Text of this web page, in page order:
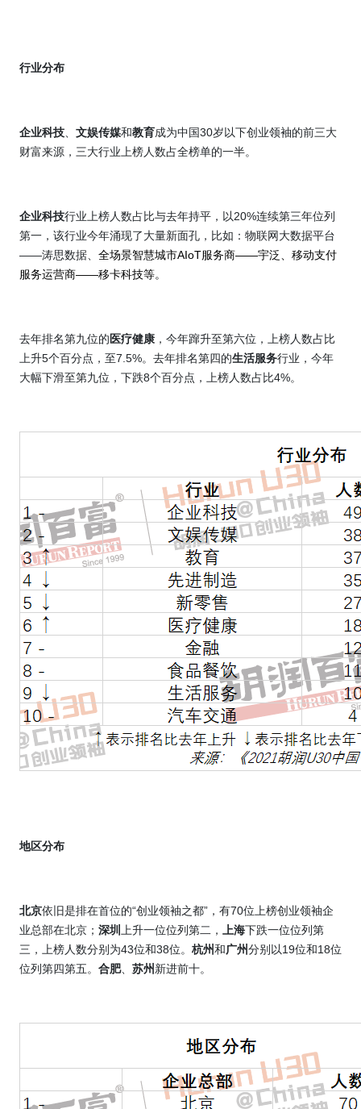
行业分布
企业科技 文娱传媒和教育成为中国30岁以下创业领袖的前三大
财富来源，三大行业上榜人数占全榜单的一半。
企业科技行业上榜人数占比与去年持平，以20%连续第三年位列
第一，该行业今年涌现了大量新面孔，比如：物联网大数据平台
——涛思数据、 全场景智慧城市AIoT服务商——宇泛、移动支付
服务运营商——移卡科技等。
去年排名第九位的医疗健康 ，今年蹿升至第六位，上榜人数占比
上升5个百分点，至7.5%。去年排名第四的生活服务行业，今年
大幅下滑至第九位，下跌8个百分点，上榜人数占比4%。
地区分布
北京依旧是排在首位的“创业领袖之都”，有70位上榜创业领袖企
业总部在北京； 深圳 上升一位位列第二， 上海下跌一位位列第
三，上榜人数分别为43位和38位。 杭州和广州分别以19位和18位
位列第四第五。 合肥、 苏州新进前十。